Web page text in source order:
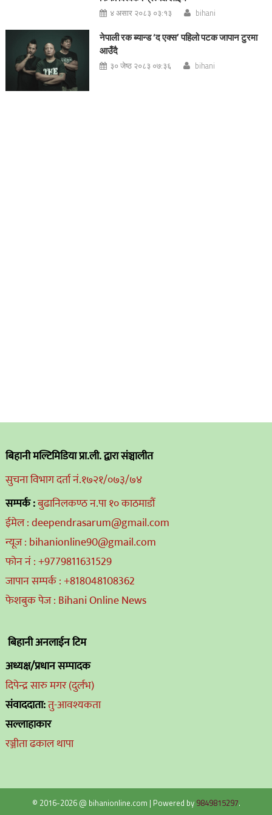
४ असार २०८३ ०३:१३ bihani
नेपाली रक ब्यान्ड ‘द एक्स’ पहिलो पटक जापान टुरमा
आउँदै
३० जेष्ठ २०८३ ०७:३६ bihani
बिहानी मल्टिमिडिया प्रा.ली. द्वारा संञ्चालीत
सुचना विभाग दर्ता नं.१७२१/०७३/७४
सम्पर्क :बुढानिलकण्ठ न.पा १० काठमाडौं
ईमेल : deependrasarum@gmail.com
न्यूज : bihanionline90@gmail.com
फोन नं : +9779811631529
जापान सम्पर्क : +818048108362
फेशबुक पेज : Bihani Online News
बिहानी अनलाईन टिम
अध्यक्ष/प्रधान सम्पादक
दिपेन्द्र सारु मगर (दुर्लभ)
संवाददाता:तु-आवश्यकता
सल्लाहाकार
रञ्जीता ढकाल थापा
© 2016-2026 @ bihanionline.com | Powered by 9849815297.